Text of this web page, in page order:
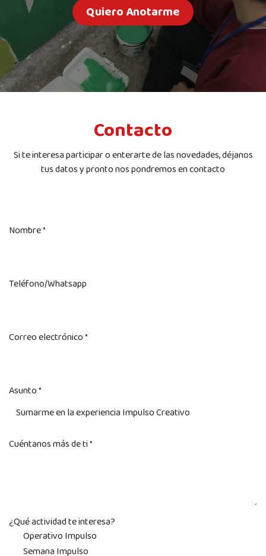
Quiero Anot​​​​arme
Contacto
Si te interesa participar o enterarte de las novedades, déjanos
tus datos y pronto nos pondremos en contacto
Nombre*
Teléfono/Whatsapp
Correo electrónico*
Asunto*
Cuéntanos más de ti*
¿Qué actividad te interesa?
Operativo Impulso
Semana Impulso